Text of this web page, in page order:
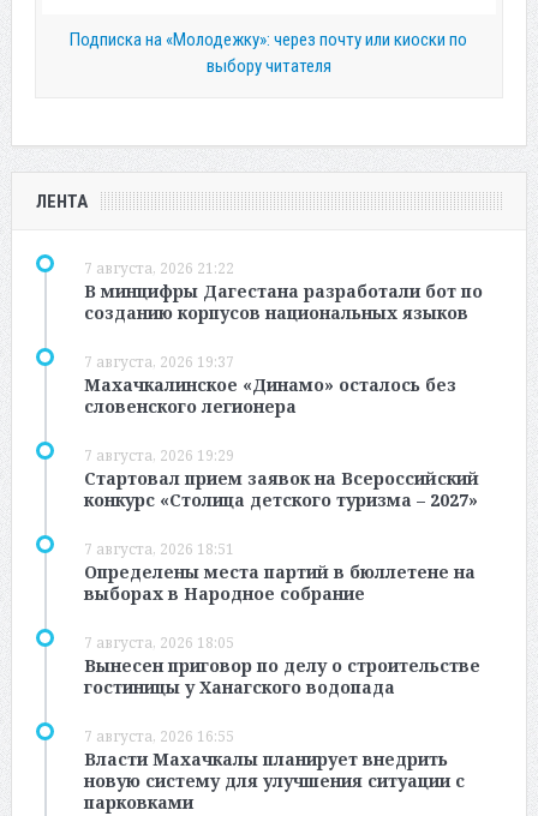
Подписка на «Молодежку»: через почту или киоски по
выбору читателя
ЛЕНТА
7 августа, 2026 21:22
В минцифры Дагестана разработали бот по
созданию корпусов национальных языков
7 августа, 2026 19:37
Махачкалинское «Динамо» осталось без
словенского легионера
7 августа, 2026 19:29
Стартовал прием заявок на Всероссийский
конкурс «Столица детского туризма – 2027»
7 августа, 2026 18:51
Определены места партий в бюллетене на
выборах в Народное собрание
7 августа, 2026 18:05
Вынесен приговор по делу о строительстве
гостиницы у Ханагского водопада
7 августа, 2026 16:55
Власти Махачкалы планирует внедрить
новую систему для улучшения ситуации с
парковками